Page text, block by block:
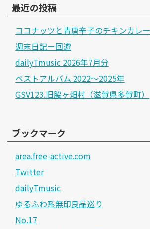
最近の投稿
ココナッツと青唐辛子のチキンカレー
週末日記ー回遊
dailyTmusic 2026年7月分
ベストアルバム 2022～2025年
GSV123.旧脇ヶ畑村（滋賀県多賀町）
ブックマーク
area.free-active.com
Twitter
dailyTmusic
ゆるふわ系無印良品巡り
No.17